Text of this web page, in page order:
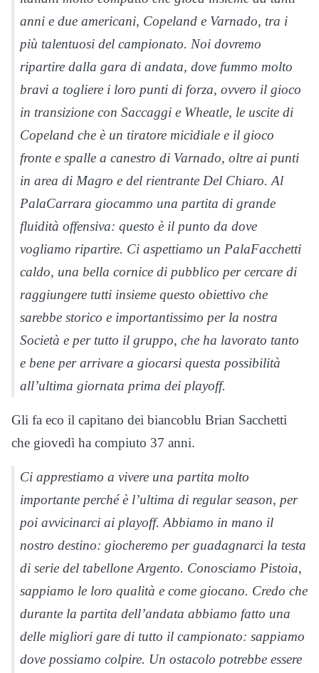
anni e due americani, Copeland e Varnado, tra i
più talentuosi del campionato. Noi dovremo
ripartire dalla gara di andata, dove fummo molto
bravi a togliere i loro punti di forza, ovvero il gioco
in transizione con Saccaggi e Wheatle, le uscite di
Copeland che è un tiratore micidiale e il gioco
fronte e spalle a canestro di Varnado, oltre ai punti
in area di Magro e del rientrante Del Chiaro. Al
PalaCarrara giocammo una partita di grande
fluidità offensiva: questo è il punto da dove
vogliamo ripartire. Ci aspettiamo un PalaFacchetti
caldo, una bella cornice di pubblico per cercare di
raggiungere tutti insieme questo obiettivo che
sarebbe storico e importantissimo per la nostra
Società e per tutto il gruppo, che ha lavorato tanto
e bene per arrivare a giocarsi questa possibilità
all’ultima giornata prima dei playoff.
Gli fa eco il capitano dei biancoblu Brian Sacchetti
che giovedì ha compiuto 37 anni.
Ci apprestiamo a vivere una partita molto
importante perché è l’ultima di regular season, per
poi avvicinarci ai playoff. Abbiamo in mano il
nostro destino: giocheremo per guadagnarci la testa
di serie del tabellone Argento. Conosciamo Pistoia,
sappiamo le loro qualità e come giocano. Credo che
durante la partita dell’andata abbiamo fatto una
delle migliori gare di tutto il campionato: sappiamo
dove possiamo colpire. Un ostacolo potrebbe essere